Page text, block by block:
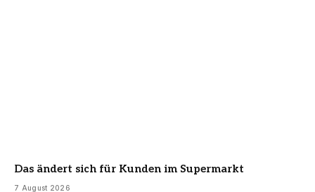
Das ändert sich für Kunden im Supermarkt
7 August 2026